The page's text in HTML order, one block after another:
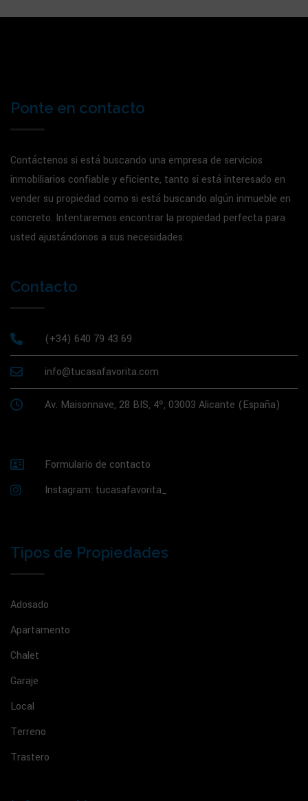
Ponte en contacto
Contáctenos si está buscando una empresa de servicios
inmobiliarios confiable y eficiente, tanto si está interesado en
vender su propiedad como si está buscando algún inmueble en
concreto. Intentaremos encontrar la propiedad perfecta para
usted ajustándonos a sus necesidades.
Contacto
(+34) 640 79 43 69
info@tucasafavorita.com
Av. Maisonnave, 28 BIS, 4º, 03003 Alicante (España)
Formulario de contacto
Instagram: tucasafavorita_
Tipos de Propiedades
Adosado
Apartamento
Chalet
Garaje
Local
Terreno
Trastero